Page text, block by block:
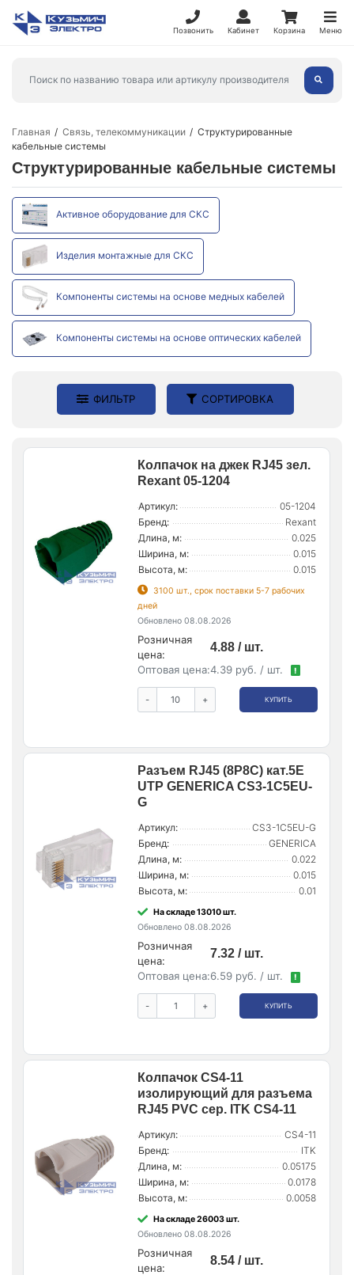
Позвонить Кабинет Корзина Меню
Главная Связь, телекоммуникации
Структурированные
кабельные системы
Структурированные кабельные системы
Активное оборудование для СКС
Изделия монтажные для СКС
Компоненты системы на основе медных кабелей
Компоненты системы на основе оптических кабелей
ФИЛЬТР СОРТИРОВКА
Колпачок на джек RJ45 зел.
Rexant 05-1204
Артикул:
05-1204
Бренд:
Rexant
Длина, м:
0.025
Ширина, м:
0.015
Высота, м:
0.015
3100 шт., срок поставки 5-7 рабочих
дней
Обновлено 08.08.2026
Розничная
цена:
4.88 / шт.
Оптовая цена:4.39 руб. / шт. !
- + КУПИТЬ
Разъем RJ45 (8P8C) кат.5E
UTP GENERICA CS3-1C5EU-
G
Артикул:
CS3-1C5EU-G
Бренд:
GENERICA
Длина, м:
0.022
Ширина, м:
0.015
Высота, м:
0.01
На складе 13010 шт.
Обновлено 08.08.2026
Розничная
цена:
7.32 / шт.
Оптовая цена:6.59 руб. / шт. !
- + КУПИТЬ
Колпачок CS4-11
изолирующий для разъема
RJ45 PVC сер. ITK CS4-11
Артикул:
CS4-11
Бренд:
ITK
Длина, м:
0.05175
Ширина, м:
0.0178
Высота, м:
0.0058
На складе 26003 шт.
Обновлено 08.08.2026
Розничная
цена:
8.54 / шт.